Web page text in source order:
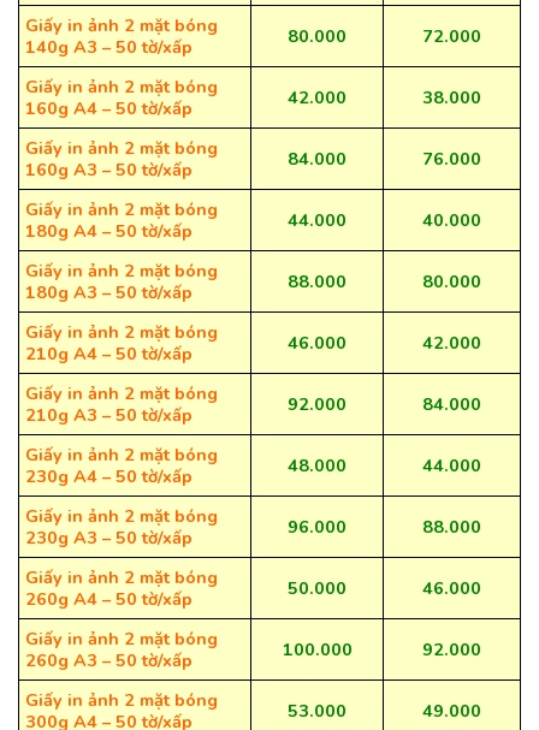
Giấy in ảnh 2 mặt bóng
140g A3 – 50 tờ/xấp
80.000 72.000
Giấy in ảnh 2 mặt bóng
160g A4 – 50 tờ/xấp
42.000 38.000
Giấy in ảnh 2 mặt bóng
160g A3 – 50 tờ/xấp
84.000 76.000
Giấy in ảnh 2 mặt bóng
180g A4 – 50 tờ/xấp
44.000 40.000
Giấy in ảnh 2 mặt bóng
180g A3 – 50 tờ/xấp
88.000 80.000
Giấy in ảnh 2 mặt bóng
210g A4 – 50 tờ/xấp
46.000 42.000
Giấy in ảnh 2 mặt bóng
210g A3 – 50 tờ/xấp
92.000 84.000
Giấy in ảnh 2 mặt bóng
230g A4 – 50 tờ/xấp
48.000 44.000
Giấy in ảnh 2 mặt bóng
230g A3 – 50 tờ/xấp
96.000 88.000
Giấy in ảnh 2 mặt bóng
260g A4 – 50 tờ/xấp
50.000 46.000
Giấy in ảnh 2 mặt bóng
260g A3 – 50 tờ/xấp
100.000 92.000
Giấy in ảnh 2 mặt bóng
300g A4 – 50 tờ/xấp
53.000 49.000